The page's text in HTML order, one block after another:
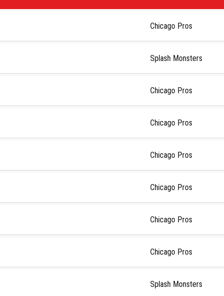
Chicago Pros
Splash Monsters
Chicago Pros
Chicago Pros
Chicago Pros
Chicago Pros
Chicago Pros
Chicago Pros
Splash Monsters